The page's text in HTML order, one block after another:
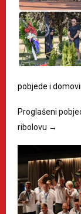
pobjede i
Proglašeni
ribolovu →